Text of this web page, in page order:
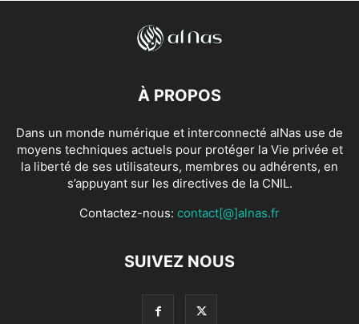
À PROPOS
Dans un monde numérique et interconnecté alNas use de
moyens techniques actuels pour protéger la Vie privée et
la liberté de ses utilisateurs, membres ou adhérents, en
s’appuyant sur les directives de la CNIL.
Contactez-nous: contact[@]alnas.fr
SUIVEZ NOUS